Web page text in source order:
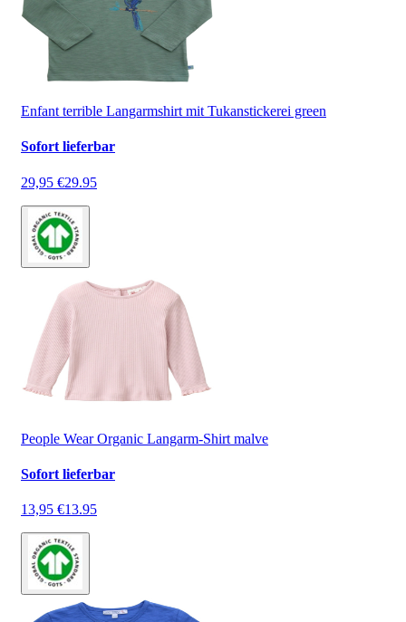
Enfant terrible Langarmshirt mit Tukanstickerei green
Sofort lieferbar
29,95 €29.95
People Wear Organic Langarm-Shirt malve
Sofort lieferbar
13,95 €13.95